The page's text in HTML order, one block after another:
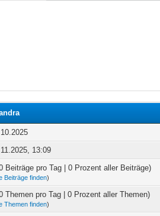
13:09
Beiträge pro Tag | 0 Prozent aller Beiträge)
Beiträge finden)
Themen pro Tag | 0 Prozent aller Themen)
Themen finden)